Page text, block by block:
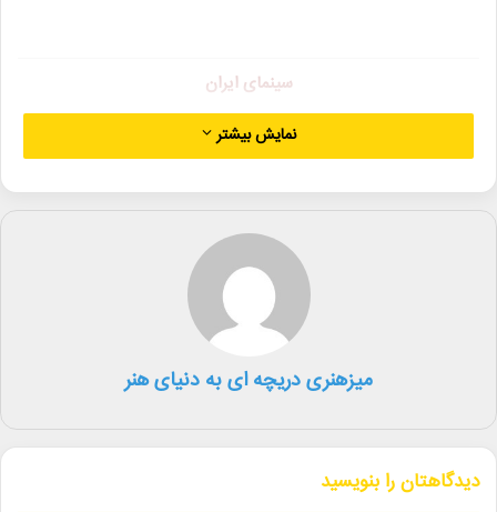
سینمای ایران
▪︎ انیمیشن کوتاه «ققنوس» به کارگردانی مونا شمس به بخش مسابقه
یافت.
▪︎ ۱ تیر ۱۴۰۳ آخرین مهلت ثبت‌نام متقاضیان و همچنین تحویل حضوری
فیلم به دبیرخانه چهاردهمین دوره جوایز ایسفا است واین مهلت تمدید
▪︎ مهلت ارسال فیلم به چهاردهمین دوره جوایز ایسفا تمدید نمی‌شود.
▪︎ هفت اثر پویانمایی و هشت نماهنگ به بخش نهایی جشنواره فیلم
کوثر راه یافتند.
نمایش بیشتر
میزهنری دریچه ای به دنیای هنر
دیدگاهتان را بنویسید